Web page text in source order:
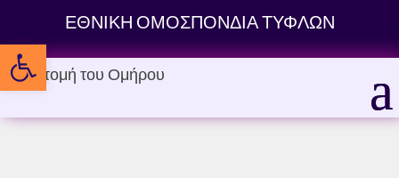
content
ΕΘΝΙΚΗ ΟΜΟΣΠΟΝΔΙΑ ΤΥΦΛΩΝ
Ανοίξτε τη γραμμή εργαλείων